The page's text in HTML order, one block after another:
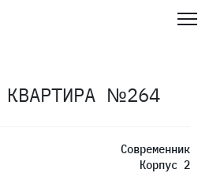
КВАРТИРА №264
Современник
Корпус 2